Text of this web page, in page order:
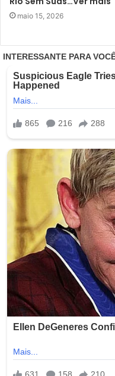
maio 15, 2026